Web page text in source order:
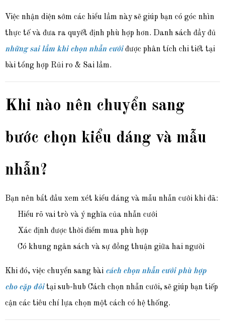
Việc nhận diện sớm các hiểu lầm này sẽ giúp bạn có góc nhìn
thực tế và đưa ra quyết định phù hợp hơn. Danh sách đầy đủ
những sai lầm khi chọn nhẫn cướiđược phân tích chi tiết tại
bài tổng hợp Rủi ro & Sai lầm.
Khi nào nên chuyển sang
bước chọn kiểu dáng và mẫu
nhẫn?
Bạn nên bắt đầu xem xét kiểu dáng và mẫu nhẫn cưới khi đã:
Hiểu rõ vai trò và ý nghĩa của nhẫn cưới
Xác định được thời điểm mua phù hợp
Có khung ngân sách và sự đồng thuận giữa hai người
Khi đó, việc chuyển sang bài cách chọn nhẫn cưới phù hợp
cho cặp đôitại sub-hub Cách chọn nhẫn cưới, sẽ giúp bạn tiếp
cận các tiêu chí lựa chọn một cách có hệ thống.